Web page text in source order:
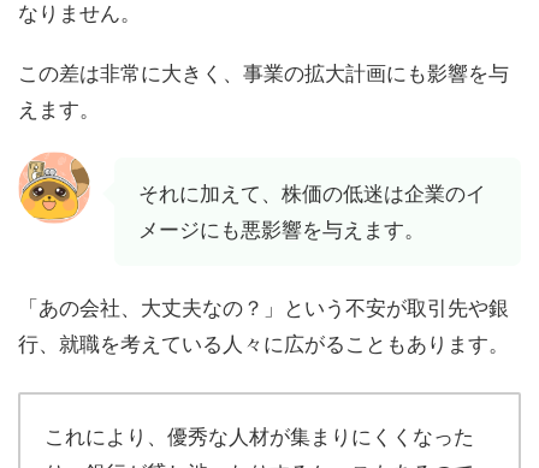
なりません。
この差は非常に大きく、事業の拡大計画にも影響を与
えます。
それに加えて、株価の低迷は企業のイ
メージにも悪影響を与えます。
「あの会社、大丈夫なの？」という不安が取引先や銀
行、就職を考えている人々に広がることもあります。
これにより、優秀な人材が集まりにくくなった